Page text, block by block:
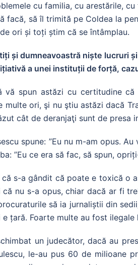
cu familia, cu arestările,
facă, să îl trimită pe Coldea la
ori și toți știm că se întâmplau.
și dumneavoastră niște lucruri
a unei instituții de forță,
vă spun astăzi cu certitudine că
multe ori, şi nu ştiu astăzi dacă
cât de deranjaţi sunt de presa
spune: ”Eu nu m-am opus.
”Eu ce era să fac, să spun,
s-a gândit că poate e toxică o
că nu s-a opus, chiar dacă ar fi
să ia jurnaliștii din
e țară. Foarte multe au fost ilegale
un judecător, dacă au
le-au pus 60 de milioane